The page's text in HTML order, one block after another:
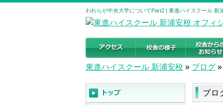
われらが中央大学についてPart2 | 東進ハイスクール 新
東進ハイスクール 新浦安校 » ブログ »
ブロ